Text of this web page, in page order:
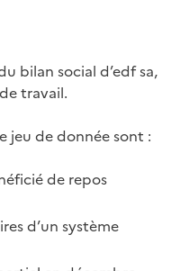
bilan social d’edf sa,
travail.
jeu de donnée sont :
de repos
d’un système